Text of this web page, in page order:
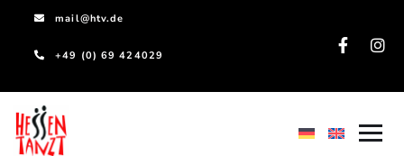
mail@htv.de
+49 (0) 69 424029